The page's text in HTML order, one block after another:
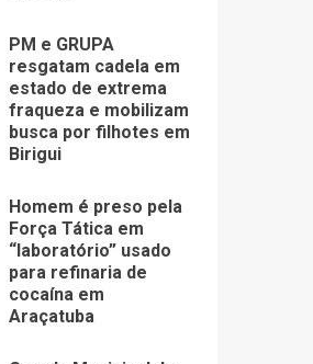
PM e GRUPA
resgatam cadela em
estado de extrema
fraqueza e mobilizam
busca por filhotes em
Birigui
Homem é preso pela
Força Tática em
“laboratório” usado
para refinaria de
cocaína em
Araçatuba